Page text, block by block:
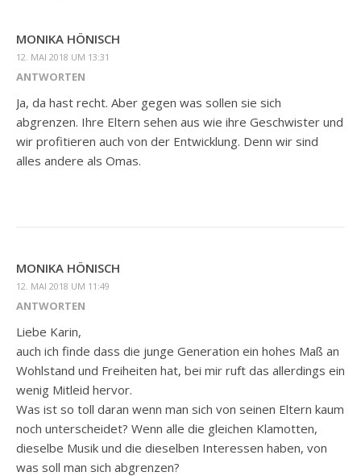
MONIKA HÖNISCH
12. MAI 2018 UM 13:31
ANTWORTEN
Ja, da hast recht. Aber gegen was sollen sie sich
abgrenzen. Ihre Eltern sehen aus wie ihre Geschwister und
wir profitieren auch von der Entwicklung. Denn wir sind
alles andere als Omas.
MONIKA HÖNISCH
12. MAI 2018 UM 11:49
ANTWORTEN
Liebe Karin,
auch ich finde dass die junge Generation ein hohes Maß an
Wohlstand und Freiheiten hat, bei mir ruft das allerdings ein
wenig Mitleid hervor.
Was ist so toll daran wenn man sich von seinen Eltern kaum
noch unterscheidet? Wenn alle die gleichen Klamotten,
dieselbe Musik und die dieselben Interessen haben, von
was soll man sich abgrenzen?